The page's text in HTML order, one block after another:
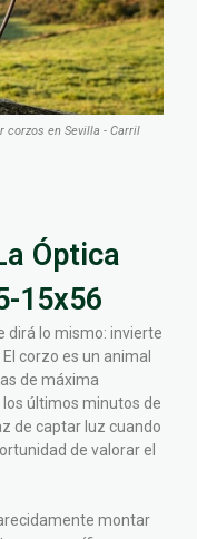
corzos en Sevilla - Carril
Óptica
15x56
dirá lo mismo: invierte
corzo es un animal
de máxima
últimos minutos de
de captar luz cuando
de valorar el
montar